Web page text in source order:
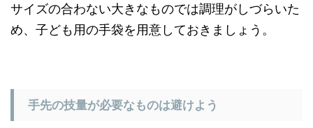
サイズの合わない大きなものでは調理がしづらいた
め、子ども用の手袋を用意しておきましょう。
手先の技量が必要なものは避けよう